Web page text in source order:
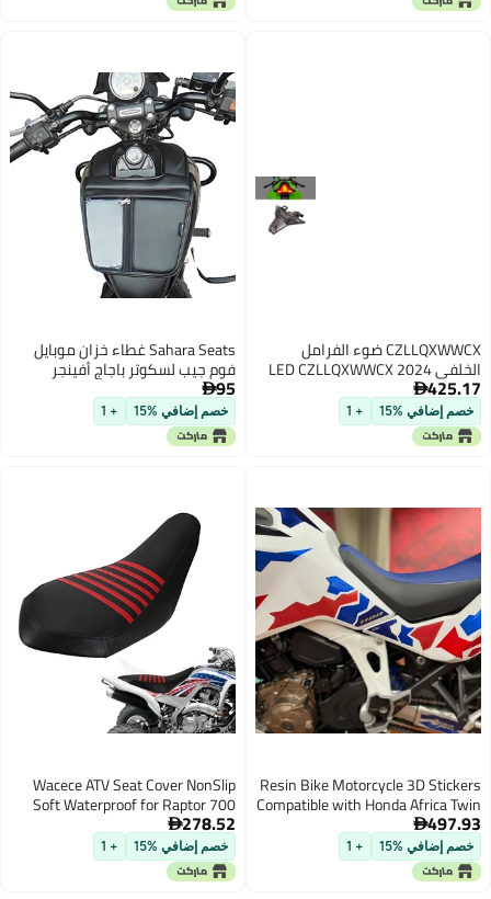
CZLLQXWWCX ضوء الفرامل
الخلفي LED CZLLQXWWCX 2024
ZX6R لدراجة كاواساكي نينجا
إشارة الانعطاف المدمجة
425.17
خصم إضافي %15 + 1
Sahara Seats غطاء خزان موبايل
فوم جيب لسكوتر باجاج أفينجر
150/160/180/220 كروزر (أسود) -
فينيل
95
خصم إضافي %15 + 1
Resin Bike Motorcycle 3D Stickers
Compatible with Honda Africa Twin
1100 Adventure 20242025 Tank
Side Protections from Bumps and
Scratches Resin Stickers Made in
Italy
497.93
خصم إضافي %15 + 1
Wacece ATV Seat Cover NonSlip
Soft Waterproof for Raptor 700
700R 20062024 High Elastic
Leather Red
278.52
خصم إضافي %15 + 1